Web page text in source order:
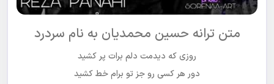
متن ترانه حسین محمدیان به نام سردرد
روزی که دیدمت دلم برات پر کشید
دور هر کسی رو جز تو برام خط کشید